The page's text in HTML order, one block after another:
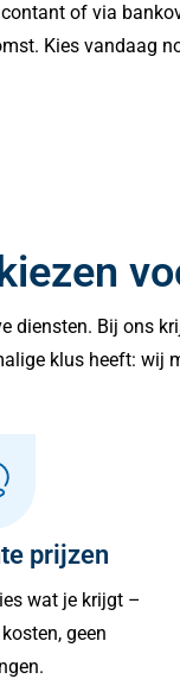
of via
Kies vandaag
diensten. Bij ons
klus heeft: wij
prijzen
wat je krijgt –
geen